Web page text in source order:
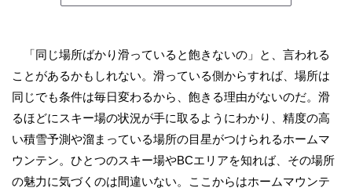
「同じ場所ばかり滑っていると飽きないの」と、言われる
ことがあるかもしれない。滑っている側からすれば、場所は
同じでも条件は毎日変わるから、飽きる理由がないのだ。滑
るほどにスキー場の状況が手に取るようにわかり、精度の高
い積雪予測や溜まっている場所の目星がつけられるホームマ
ウンテン。ひとつのスキー場やBCエリアを知れば、その場所
の魅力に気づくのは間違いない。ここからはホームマウンテ